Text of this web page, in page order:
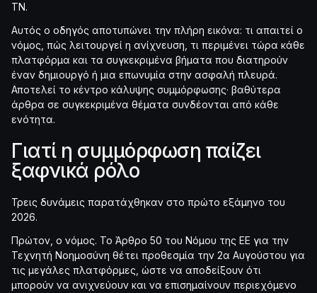
ΤΝ.
Αυτός ο οδηγός αποτυπώνει την πλήρη εικόνα: τι απαιτεί ο
νόμος, πώς λειτουργεί η ανίχνευση, τι περιμένει τώρα κάθε
πλατφόρμα και τα συγκεκριμένα βήματα που διατηρούν
έναν δημιουργό ή μια επωνυμία στην ασφαλή πλευρά.
Αποτελεί το κέντρο κάλυψης συμμόρφωσης· βαθύτερα
άρθρα σε συγκεκριμένα θέματα συνδέονται από κάθε
ενότητα.
Γιατί η συμμόρφωση παίζει
ξαφνικά ρόλο
Τρεις δυνάμεις παρατάχθηκαν στο πρώτο εξάμηνο του
2026.
Πρώτον, ο νόμος. Το Άρθρο 50 του Νόμου της ΕΕ για την
Τεχνητή Νοημοσύνη θέτει προθεσμία την 2α Αυγούστου για
τις μεγάλες πλατφόρμες, ώστε να αποδείξουν ότι
μπορούν να ανιχνεύουν και να επισημαίνουν περιεχόμενο